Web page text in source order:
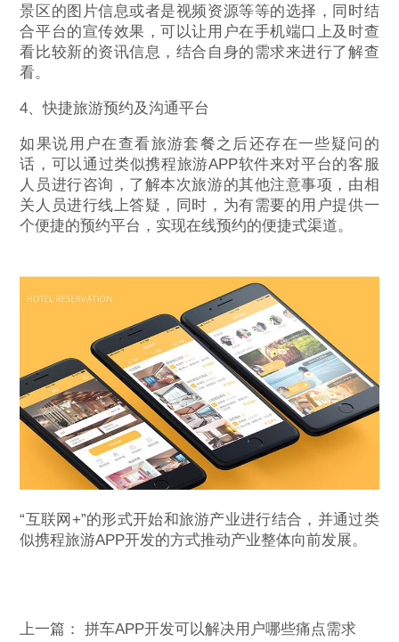
景区的图片信息或者是视频资源等等的选择，同时结
合平台的宣传效果，可以让用户在手机端口上及时查
看比较新的资讯信息，结合自身的需求来进行了解查
看。
4、快捷旅游预约及沟通平台
如果说用户在查看旅游套餐之后还存在一些疑问的
话，可以通过类似携程旅游APP软件来对平台的客服
人员进行咨询，了解本次旅游的其他注意事项，由相
关人员进行线上答疑，同时，为有需要的用户提供一
个便捷的预约平台，实现在线预约的便捷式渠道。
“互联网+”的形式开始和旅游产业进行结合，并通过类
似携程旅游APP开发的方式推动产业整体向前发展。
上一篇：拼车APP开发可以解决用户哪些痛点需求